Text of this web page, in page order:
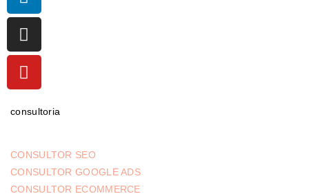
consultoria
CONSULTOR SEO
CONSULTOR GOOGLE ADS
CONSULTOR ECOMMERCE